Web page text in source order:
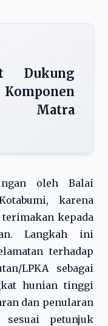
Dukung
Matra
oleh Balai
karena
kepada
Langkah ini
terhadap
LPKA sebagai
hunian tinggi
dan penularan
sesuai petunjuk